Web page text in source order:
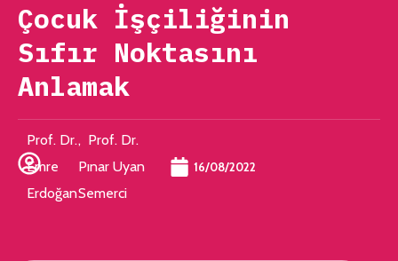
Çocuk İşçiliğinin
Sıfır Noktasını
Anlamak
Prof. Dr.
Emre
Erdoğan
, Prof. Dr.
Pınar Uyan
Semerci
16/08/2022